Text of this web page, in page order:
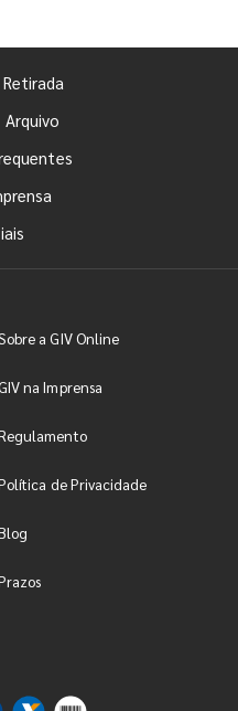
Arquivo
a GIV Online
na Imprensa
de Privacidade